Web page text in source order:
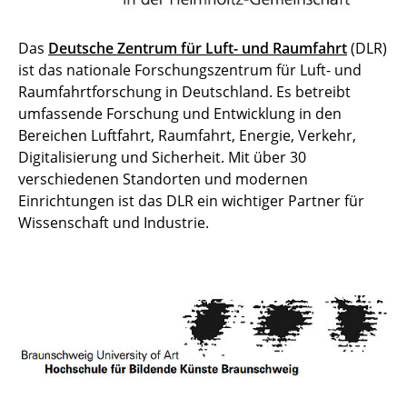
Das Deutsche Zentrum für Luft- und Raumfahrt(DLR)
ist das nationale Forschungszentrum für Luft- und
Raumfahrtforschung in Deutschland. Es betreibt
umfassende Forschung und Entwicklung in den
Bereichen Luftfahrt, Raumfahrt, Energie, Verkehr,
Digitalisierung und Sicherheit. Mit über 30
verschiedenen Standorten und modernen
Einrichtungen ist das DLR ein wichtiger Partner für
Wissenschaft und Industrie.